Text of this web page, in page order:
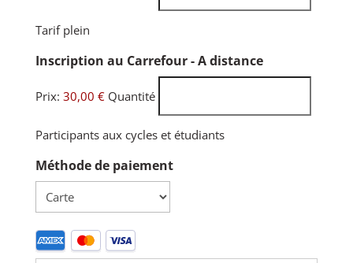
Tarif plein
Inscription au Carrefour - A distanceQuantité
Prix: 30,00 € Quantité
Participants aux cycles et étudiants
Méthode de paiement
Cartes
bancaires